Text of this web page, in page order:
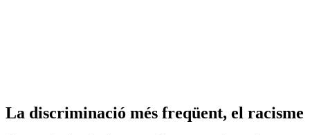
La discriminació més freqüent, el racisme